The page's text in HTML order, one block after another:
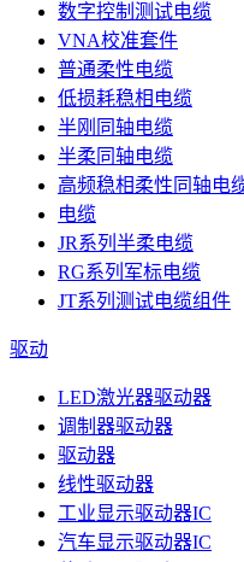
数字控制测试电缆
VNA校准套件
普通柔性电缆
低损耗稳相电缆
半刚同轴电缆
半柔同轴电缆
高频稳相柔性同轴电
电缆
JR系列半柔电缆
RG系列军标电缆
JT系列测试电缆组件
驱动
LED激光器驱动器
调制器驱动器
驱动器
线性驱动器
工业显示驱动器IC
汽车显示驱动器IC